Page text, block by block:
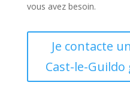
vous avez besoin.
Je contacte
Cast-le-